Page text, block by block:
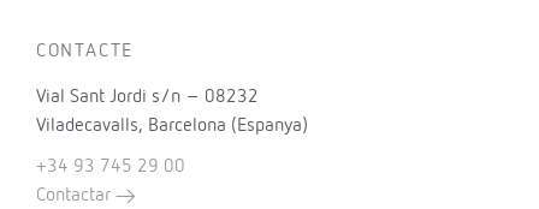
CONTACTE
Vial Sant Jordi s/n – 08232
Viladecavalls, Barcelona (Espanya)
+34 93 745 29 00
Contactar